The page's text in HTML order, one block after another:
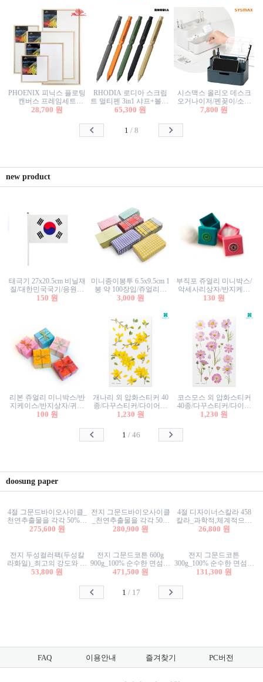
PHOENIX 피닉스 플로팅
캔버스 프레임세트
50x50cm/액자캔버스/인테
28,700 원
RHODIA 로디아 스크립
트 멀티펜 3in1 샤프+볼펜/
무광택 알루미늄 육각배
65,300 원
시스맥스 올리오 데스크
오거나이저/펜꽂이/소품
꽂이/소품함/정리함/수납
7,800 원
1 / 8
new product
태극기 27x20.5cm 비닐재
질/대한민국국기/응원깃
발/행사깃발
150 원
미니종이봉투 6.5x9.5cm 1
봉 약 100장입/쥬얼리봉
투/증명사진봉투/악세사
3,000 원
부직포 쥬얼리 미니박스/
악세사리상자/반지케이
스/반지상자/귀걸이상자/
130 원
리본 쥬얼리 미니박스/반
지케이스/반지상자/귀걸
이상자/귀걸이박스/악세
100 원
개나리 외 압화스티커 40
종/다꾸스티커/다이어리
꾸미기/꽃스티커/자연물
1,230 원
코스모스 외 압화스티커
40종/다꾸스티커/다이어
리꾸미기/꽃스티커/자연
1,230 원
1 /46
doosung paper
4절 그문드바이오사이클_
천연추출물을 각각 50%이
상 함유한 친환경그래픽
275,600 원
전지 그문드바이오사이클
_천연추출물을 각각 50%
이상 함유한 친환경그래
280,900 원
4절 디자이너스칼라 458
칼라_과학적,체계적으로
분류된 200색을 갖춘 색지
26,800 원
전지 두성컬러팩(두성칼
라화일)_최고의 강도와 평
활성을 지닌 다양한 컬러
53,800 원
전지 그문드코튼 600g
900g_100% 순수한 면섬유
로 만든 친환경프리미엄
471,500 원
전지 그문드코튼
300g_100% 순수한 면섬유
로 만든 친환경프리미엄
131,300 원
1 / 17
FAQ 이용안내 즐겨찾기 PC버전